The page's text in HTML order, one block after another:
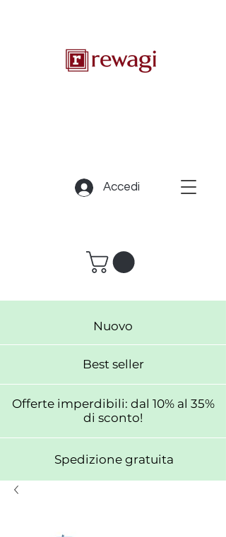
Nuovo
Best seller
Offerte imperdibili: dal 10% al 35%
di sconto!
Spedizione gratuita
Accedi